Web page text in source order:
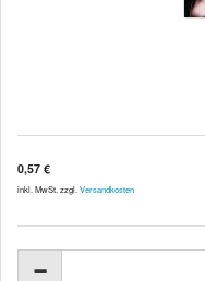
0,57 €
inkl. MwSt. zzgl. Versandkosten